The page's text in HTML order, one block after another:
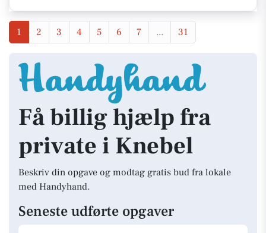
1 2 3 4 5 6 7 ... 31
Få billig hjælp fra
private i Knebel
Beskriv din opgave og modtag gratis bud fra lokale
med Handyhand.
Seneste udførte opgaver